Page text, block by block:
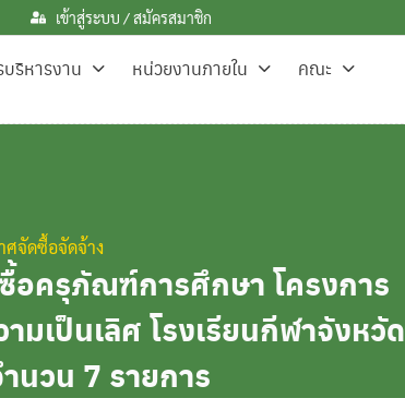
เข้าสู่ระบบ / สมัครสมาชิก
บริหารงาน หน่วยงานภายใน คณะ
ศจัดซื้อจัดจ้าง
อครุภัณฑ์การศึกษา โครงการ
เป็นเลิศ โรงเรียนกีฬาจังหวัด
นวน 7 รายการ